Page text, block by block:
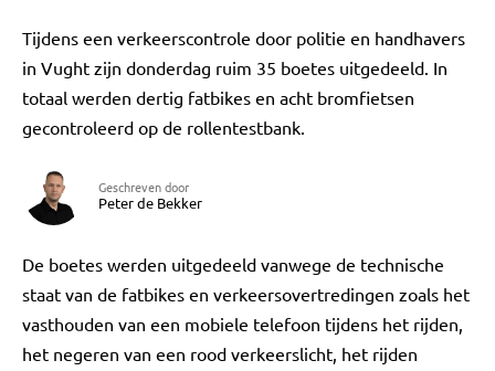
Tijdens een verkeerscontrole door politie en handhavers
in Vught zijn donderdag ruim 35 boetes uitgedeeld. In
totaal werden dertig fatbikes en acht bromfietsen
gecontroleerd op de rollentestbank.
Geschreven door
Peter de Bekker
De boetes werden uitgedeeld vanwege de technische
staat van de fatbikes en verkeersovertredingen zoals het
vasthouden van een mobiele telefoon tijdens het rijden,
het negeren van een rood verkeerslicht, het rijden